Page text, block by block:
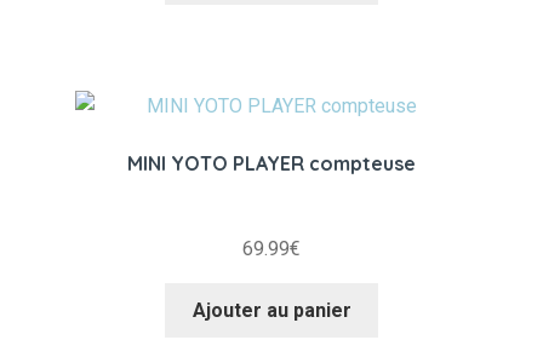
MINI YOTO PLAYER compteuse
69.99€
Ajouter au panier